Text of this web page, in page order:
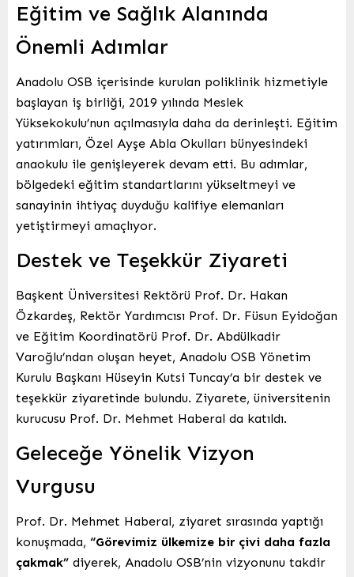
Eğitim ve Sağlık Alanında
Önemli Adımlar
Anadolu OSB içerisinde kurulan poliklinik hizmetiyle
başlayan iş birliği, 2019 yılında Meslek
Yüksekokulu’nun açılmasıyla daha da derinleşti. Eğitim
yatırımları, Özel Ayşe Abla Okulları bünyesindeki
anaokulu ile genişleyerek devam etti. Bu adımlar,
bölgedeki eğitim standartlarını yükseltmeyi ve
sanayinin ihtiyaç duyduğu kalifiye elemanları
yetiştirmeyi amaçlıyor.
Destek ve Teşekkür Ziyareti
Başkent Üniversitesi Rektörü Prof. Dr. Hakan
Özkardeş, Rektör Yardımcısı Prof. Dr. Füsun Eyidoğan
ve Eğitim Koordinatörü Prof. Dr. Abdülkadir
Varoğlu’ndan oluşan heyet, Anadolu OSB Yönetim
Kurulu Başkanı Hüseyin Kutsi Tuncay’a bir destek ve
teşekkür ziyaretinde bulundu. Ziyarete, üniversitenin
kurucusu Prof. Dr. Mehmet Haberal da katıldı.
Geleceğe Yönelik Vizyon
Vurgusu
Prof. Dr. Mehmet Haberal, ziyaret sırasında yaptığı
konuşmada, “Görevimiz ülkemize bir çivi daha fazla
çakmak” diyerek, Anadolu OSB’nin vizyonunu takdir